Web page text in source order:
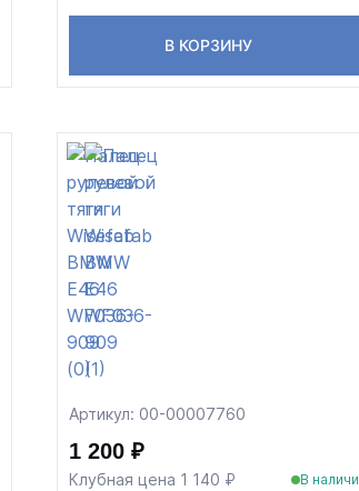
В КОРЗИНУ
Артикул: 00-00007760
1 200 ₽
Клубная цена 1 140 ₽ В